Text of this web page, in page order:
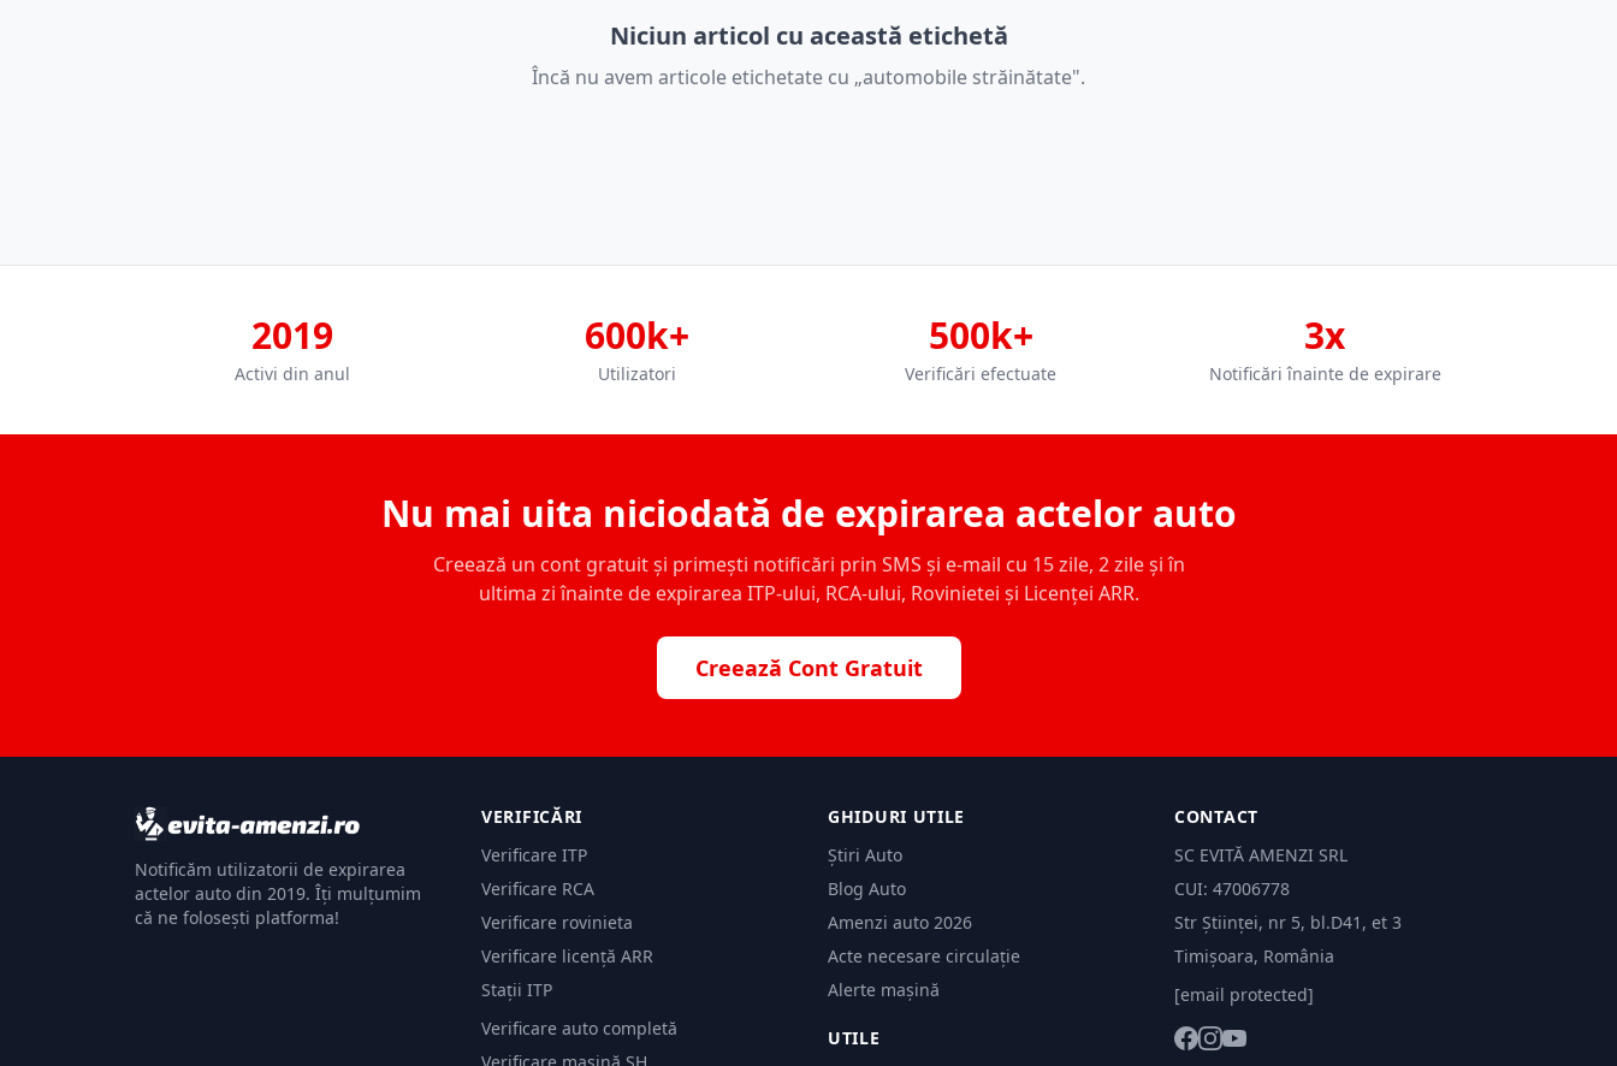
Niciun articol cu această etichetă
Încă nu avem articole etichetate cu „automobile străinătate".
2019
Activi din anul
600k+
Utilizatori
500k+
Verificări efectuate
3x
Notificări înainte de expirare
Nu mai uita niciodată de expirarea actelor auto
Creează un cont gratuit și primești notificări prin SMS și e-mail cu 15 zile, 2 zile și în
ultima zi înainte de expirarea ITP-ului, RCA-ului, Rovinietei și Licenței ARR.
Creează Cont Gratuit
Notificăm utilizatorii de expirarea
actelor auto din 2019. Îți mulțumim
că ne folosești platforma!
VERIFICĂRI
Verificare ITP
Verificare RCA
Verificare rovinieta
Verificare licență ARR
Stații ITP
Verificare auto completă
GHIDURI UTILE
Știri Auto
Blog Auto
Amenzi auto 2026
Acte necesare circulație
Alerte mașină
UTILE
CONTACT
SC EVITĂ AMENZI SRL
CUI: 47006778
Str Științei, nr 5, bl.D41, et 3
Timișoara, România
[email protected]